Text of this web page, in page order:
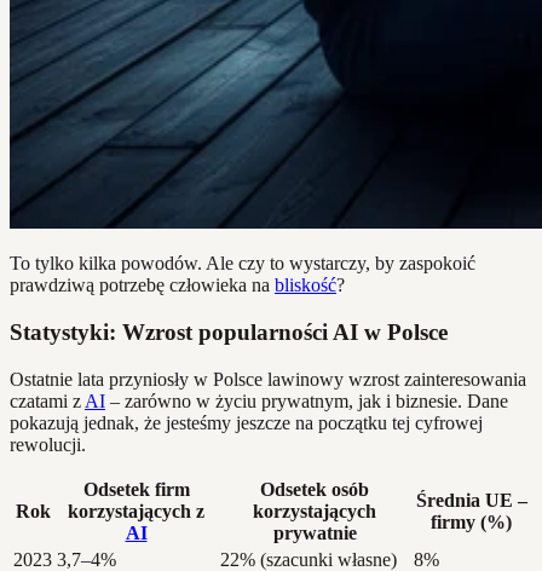
To tylko kilka powodów. Ale czy to wystarczy, by zaspokoić
prawdziwą potrzebę człowieka na bliskość?
Statystyki: Wzrost popularności AI w Polsce
Ostatnie lata przyniosły w Polsce lawinowy wzrost zainteresowania
czatami z AI – zarówno w życiu prywatnym, jak i biznesie. Dane
pokazują jednak, że jesteśmy jeszcze na początku tej cyfrowej
rewolucji.
Rok
Odsetek firm
korzystających z
AI
Odsetek osób
korzystających
prywatnie
Średnia UE –
firmy (%)
2023 3,7–4% 22% (szacunki własne)
8%